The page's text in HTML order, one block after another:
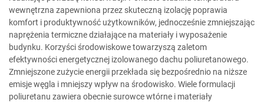
wewnętrzna zapewniona przez skuteczną izolację poprawia
komfort i produktywność użytkowników, jednocześnie zmniejszając
naprężenia termiczne działające na materiały i wyposażenie
budynku. Korzyści środowiskowe towarzyszą zaletom
efektywności energetycznej izolowanego dachu poliuretanowego.
Zmniejszone zużycie energii przekłada się bezpośrednio na niższe
emisje węgla i mniejszy wpływ na środowisko. Wiele formulacji
poliuretanu zawiera obecnie surowce wtórne i materiały